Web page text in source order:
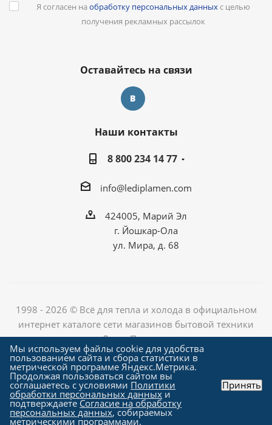
Я согласен на обработку персональных данныхс целью
получения рекламных рассылок
Оставайтесь на связи
Наши контакты
8 800 234 14 77
info@lediplamen.com
424005, Марий Эл
г. Йошкар-Ола
ул. Мира, д. 68
1998 - 2026 © Всё для тепла и холода в официальном
интернет каталоге сети магазинов бытовой техники
«Лед и Пламень»
Создание сайта компания
"Алроникс"
Мы используем файлы cookie для удобства
пользованием сайта и сбора статистики в
метрической программе Яндекс.Метрика.
Продолжая пользоваться сайтом вы
соглашаетесь с условиями Политики
обработки персональных данных и
подтверждаете Согласие на обработку
персональных данных, собираемых
метрическими программами.
Принять